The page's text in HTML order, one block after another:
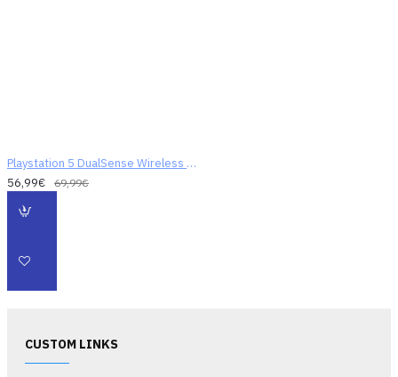
Playstation 5 DualSense Wireless Controller
56,99€
69,99€
CUSTOM LINKS